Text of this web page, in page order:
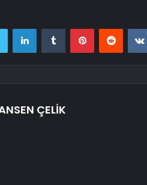
Twitter LinkedInTumblr PinterestReddit
ÇELİK